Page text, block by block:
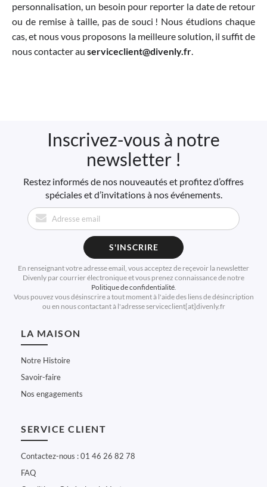
personnalisation, un besoin pour reporter la date de retour
ou de remise à taille, pas de souci ! Nous étudions chaque
cas, et nous vous proposons la meilleure solution, il suffit de
nous contacter au serviceclient@divenly.fr.
Inscrivez-vous à notre
newsletter !
Restez informés de nos nouveautés et profitez d’offres
spéciales et d’invitations à nos événements.
S'INSCRIRE
En renseignant votre adresse email, vous acceptez de reçevoir la newsletter
Divenly par courrier électronique et vous prenez connaissance de notre
Politique de confidentialité.
Vous pouvez vous désinscrire a tout moment à l'aide des liens de désincription
ou en nous contactant à l'adresse serviceclient[at]divenly.fr
LA MAISON
Notre Histoire
Savoir-faire
Nos engagements
SERVICE CLIENT
Contactez-nous : 01 46 26 82 78
FAQ